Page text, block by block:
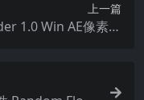
上一篇
1.0 Win AE像素扩